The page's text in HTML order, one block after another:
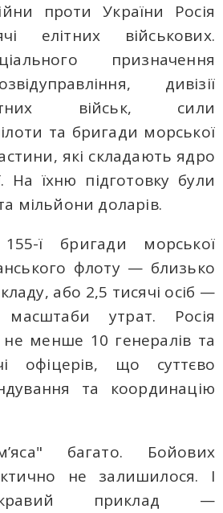
проти України Росія
елітних військових.
призначення
дивізії
військ, сили
та бригади морської
які складають ядро
На їхню підготовку були
мільйони доларів.
ї бригади морської
флоту — близько
або 2,5 тисячі осіб —
масштаби утрат. Росія
менше 10 генералів та
офіцерів, що суттєво
та координацію
багато. Бойових
не залишилося. І
приклад —